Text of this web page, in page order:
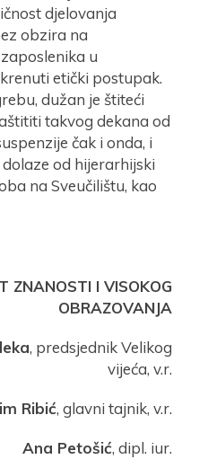
djelovanja
obzira na
u
etički postupak.
dužan je štiteći
takvog dekana od
čak i onda, i
od hijerarhijski
na Sveučilištu, kao
ZNANOSTI I VISOKOG
OBRAZOVANJA
, predsjednik Velikog
vijeća, v.r.
Ribić, glavni tajnik, v.r.
Ana Petošić, dipl. iur.